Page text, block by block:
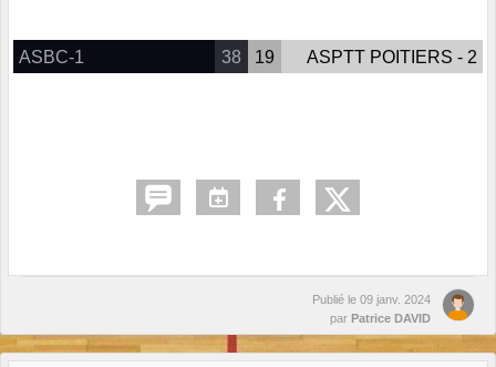
ASBC-1 38 19 ASPTT POITIERS - 2
Publié le 09 janv. 2024
par Patrice DAVID